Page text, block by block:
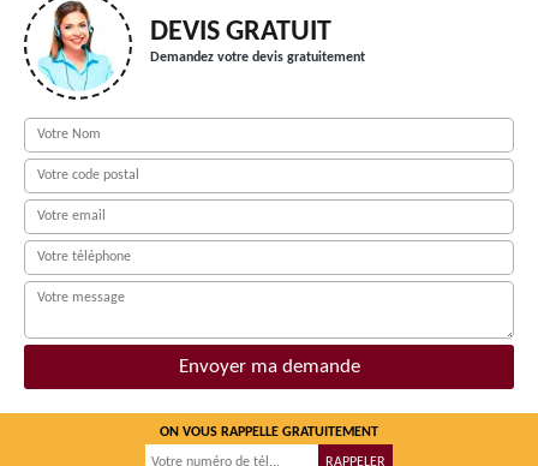
DEVIS GRATUIT
Demandez votre devis gratuitement
ON VOUS RAPPELLE GRATUITEMENT